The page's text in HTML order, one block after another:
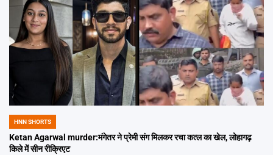
POSTED
IN
HNN SHORTS
Ketan Agarwal murder:मंगेतर ने प्रेमी संग मिलकर रचा कत्ल का खेल, लोहागढ़
किले में सीन रीक्रिएट